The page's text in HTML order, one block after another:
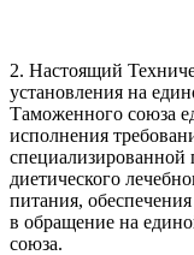
2. Настоящий
установления на
Таможенного союза
исполнения
диетического
питания,
в обращение на
союза.